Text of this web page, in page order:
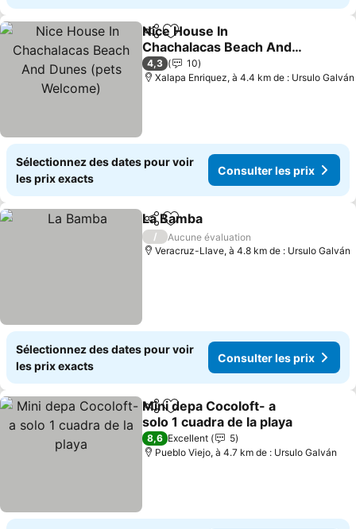
PartagerAjouter à mes favoris
Nice House In
Chachalacas Beach And
Dunes (pets Welcome)
Consulter les prix
4,3
10
Xalapa Enriquez, à 4.4 km de : Ursulo Galván
Sélectionnez des dates pour voir
les prix exacts
Consulter les prix
PartagerAjouter à mes favoris
La Bamba
/
Aucune évaluation
Veracruz-Llave, à 4.8 km de : Ursulo Galván
Sélectionnez des dates pour voir
les prix exacts
Consulter les prix
PartagerAjouter à mes favoris
Mini depa Cocoloft- a
solo 1 cuadra de la playa
Consulter les prix
8,6 Excellent
5
Pueblo Viejo, à 4.7 km de : Ursulo Galván